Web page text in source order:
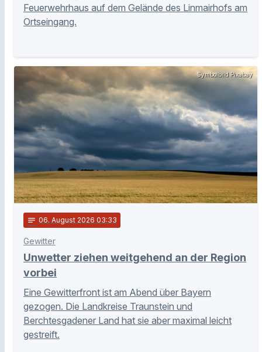
Feuerwehrhaus auf dem Gelände des Linmairhofs am
Ortseingang.
Symbolbild Pixabay
notes 06. August 2026 03:33
Gewitter
Unwetter ziehen weitgehend an der Region
vorbei
Eine Gewitterfront ist am Abend über Bayern
gezogen. Die Landkreise Traunstein und
Berchtesgadener Land hat sie aber maximal leicht
gestreift.